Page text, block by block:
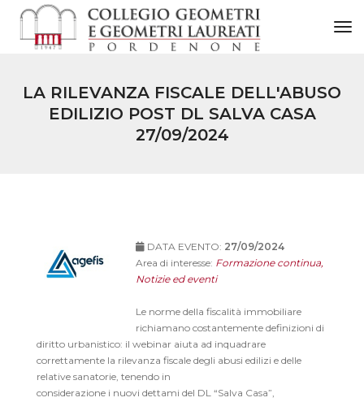
LA RILEVANZA FISCALE DELL'ABUSO
EDILIZIO POST DL SALVA CASA
27/09/2024
DATA EVENTO: 27/09/2024
Area di interesse: Formazione continua,
Notizie ed eventi
Le norme della fiscalità immobiliare
richiamano costantemente definizioni di
diritto urbanistico: il webinar aiuta ad inquadrare
correttamente la rilevanza fiscale degli abusi edilizi e delle
relative sanatorie, tenendo in
considerazione i nuovi dettami del DL “Salva Casa”,